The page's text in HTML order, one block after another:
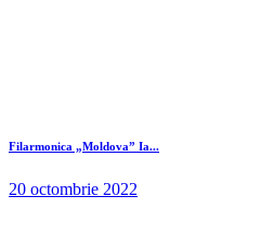
Filarmonica „Moldova” Ia...
20 octombrie 2022